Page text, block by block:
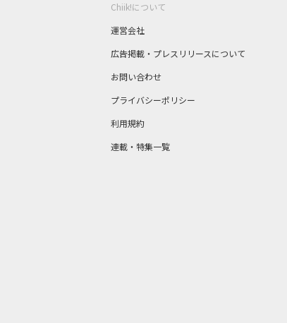
Chiik!について
運営会社
広告掲載・プレスリリースについて
お問い合わせ
プライバシーポリシー
利用規約
連載・特集一覧